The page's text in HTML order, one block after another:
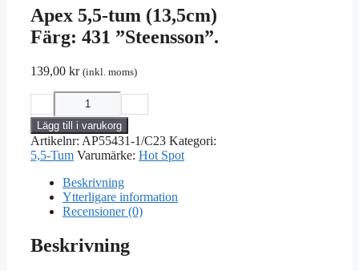
Apex 5,5-tum (13,5cm)
Färg: 431 ”Steensson”.
139,00 kr (inkl. moms)
5,5-
tum
(13,5cm)
"Steensson".
mängd
Lägg till i varukorg
Artikelnr: AP55431-1/C23 Kategori:
5,5-Tum Varumärke: Hot Spot
Beskrivning
Ytterligare information
Recensioner (0)
Beskrivning